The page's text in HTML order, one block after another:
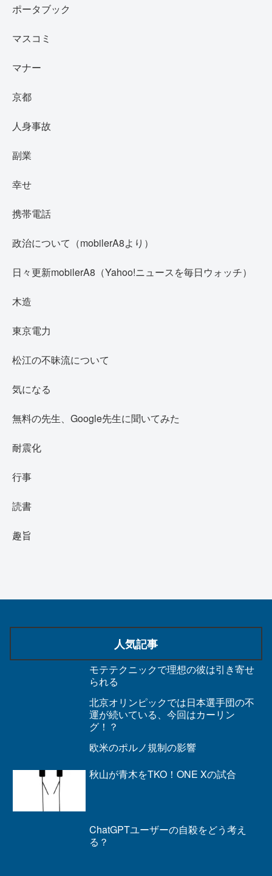
ポータブック
マスコミ
マナー
京都
人身事故
副業
幸せ
携帯電話
政治について（mobilerA8より）
日々更新mobilerA8（Yahoo!ニュースを毎日ウォッチ）
木造
東京電力
松江の不昧流について
気になる
無料の先生、Google先生に聞いてみた
耐震化
行事
読書
趣旨
人気記事
モテテクニックで理想の彼は引き寄せ
られる
北京オリンピックでは日本選手団の不
運が続いている、今回はカーリン
グ！？
欧米のポルノ規制の影響
秋山が青木をTKO！ONE Xの試合
ChatGPTユーザーの自殺をどう考え
る？